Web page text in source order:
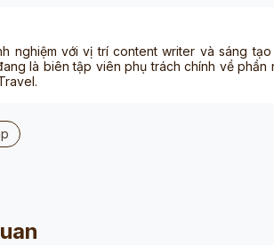
nghiệm với vị trí content writer và sáng
là biên tập viên phụ trách chính về